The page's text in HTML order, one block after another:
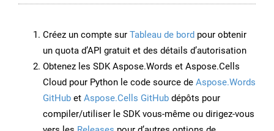
Créez un compte sur Tableau de bord pour obtenir
un quota d’API gratuit et des détails d’autorisation
Obtenez les SDK Aspose.Words et Aspose.Cells
Cloud pour Python le code source de Aspose.Words
GitHub et Aspose.Cells GitHub dépôts pour
compiler/utiliser le SDK vous-même ou dirigez-vous